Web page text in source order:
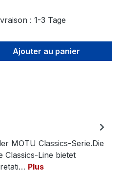
: 1-3 Tage
: Entrez la
Ajouter au panier
MOTU Classics-Serie.Die
Classics-Line bietet
Plus